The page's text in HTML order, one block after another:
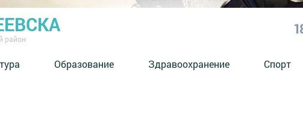
район
Образование Здравоохранение Спорт